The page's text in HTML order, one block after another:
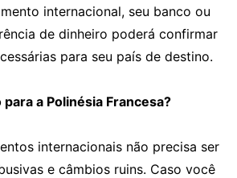
internacional, seu banco ou
de dinheiro poderá confirmar
para seu país de destino.
a Polinésia Francesa?
internacionais não precisa ser
e câmbios ruins. Caso você